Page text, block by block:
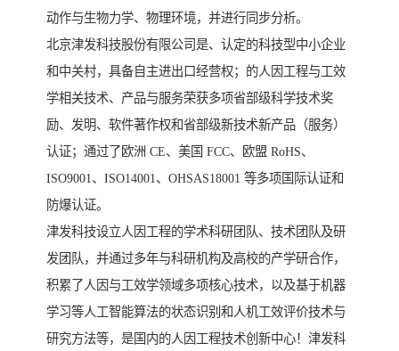
动作与生物力学、物理环境，并进行同步分析。
北京津发科技股份有限公司是、认定的科技型中小企业
和中关村，具备自主进出口经营权；的人因工程与工效
学相关技术、产品与服务荣获多项省部级科学技术奖
励、发明、软件著作权和省部级新技术新产品（服务）
认证；通过了欧洲 CE、美国 FCC、欧盟 RoHS、
ISO9001、ISO14001、OHSAS18001 等多项国际认证和
防爆认证。
津发科技设立人因工程的学术科研团队、技术团队及研
发团队，并通过多年与科研机构及高校的产学研合作，
积累了人因与工效学领域多项核心技术，以及基于机器
学习等人工智能算法的状态识别和人机工效评价技术与
研究方法等，是国内的人因工程技术创新中心！津发科